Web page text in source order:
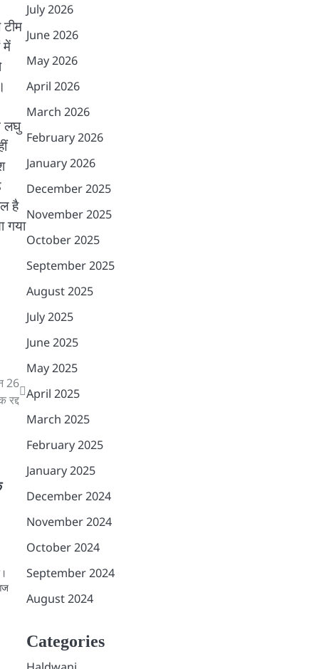
में
लघु
है
गया
26
रद्द
July 2026
June 2026
May 2026
April 2026
March 2026
February 2026
January 2026
December 2025
November 2025
October 2025
September 2025
August 2025
July 2025
June 2025
May 2025
April 2025
March 2025
February 2025
January 2025
December 2024
November 2024
October 2024
September 2024
August 2024
Categories